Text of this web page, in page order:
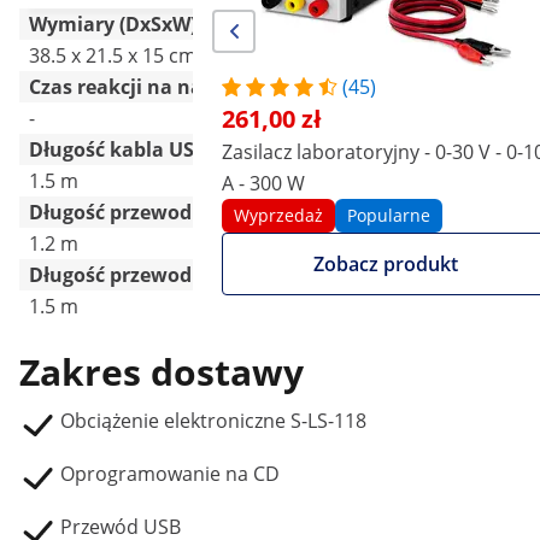
Wymiary (DxSxW)
38.5 x 21.5 x 15 cm
Czas reakcji na narastanie/spadek napięcia/
-
-
Długość kabla USB
1.5 m
0.7 m
Długość przewodu
1.2 m
Długość przewodu portu RS232
1.5 m
Zakres dostawy
Obciążenie elektroniczne S-LS-118
Oprogramowanie na CD
Przewód USB
(45)
261,00 zł
Zasilacz laboratoryjny - 0-30 V - 0-
A - 300 W
Wyprzedaż Popularne
Zobacz produkt